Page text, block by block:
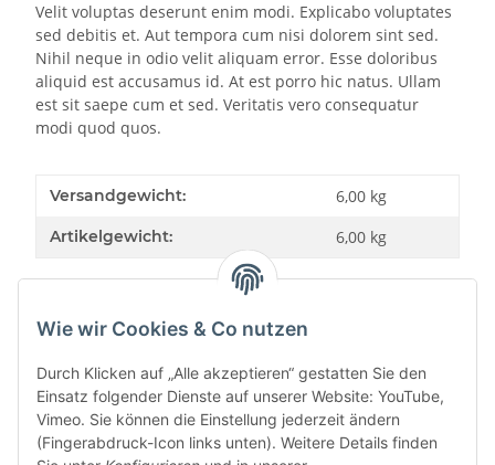
Velit voluptas deserunt enim modi. Explicabo voluptates
sed debitis et. Aut tempora cum nisi dolorem sint sed.
Nihil neque in odio velit aliquam error. Esse doloribus
aliquid est accusamus id. At est porro hic natus. Ullam
est sit saepe cum et sed. Veritatis vero consequatur
modi quod quos.
Versandgewicht: 6,00 kg
Artikelgewicht: 6,00 kg
Bewertungen
Wie wir Cookies & Co nutzen
Durch Klicken auf „Alle akzeptieren“ gestatten Sie den
Einsatz folgender Dienste auf unserer Website: YouTube,
Vimeo. Sie können die Einstellung jederzeit ändern
(Fingerabdruck-Icon links unten). Weitere Details finden